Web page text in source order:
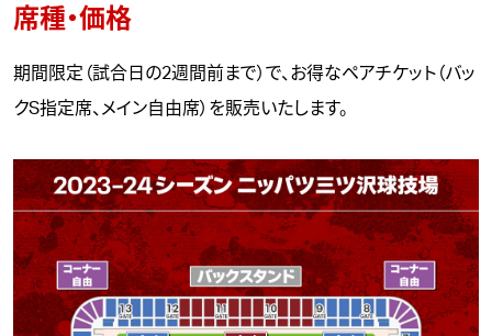
席種・価格
期間限定（試合日の2週間前まで）で、お得なペアチケット（バッ
クS指定席、メイン自由席）を販売いたします。